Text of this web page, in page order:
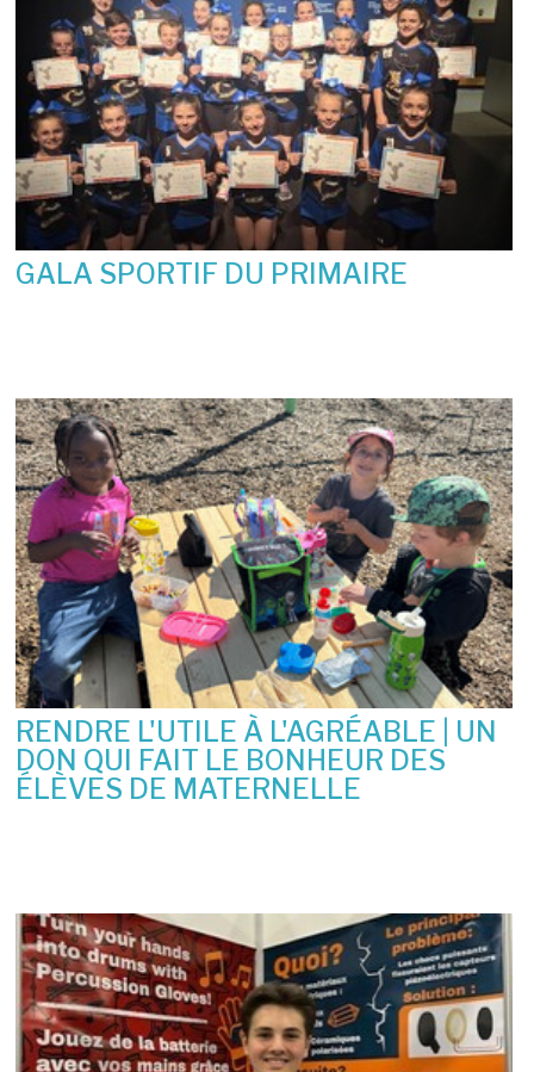
GALA SPORTIF DU PRIMAIRE
RENDRE L'UTILE À L'AGRÉABLE | UN
DON QUI FAIT LE BONHEUR DES
ÉLÈVES DE MATERNELLE